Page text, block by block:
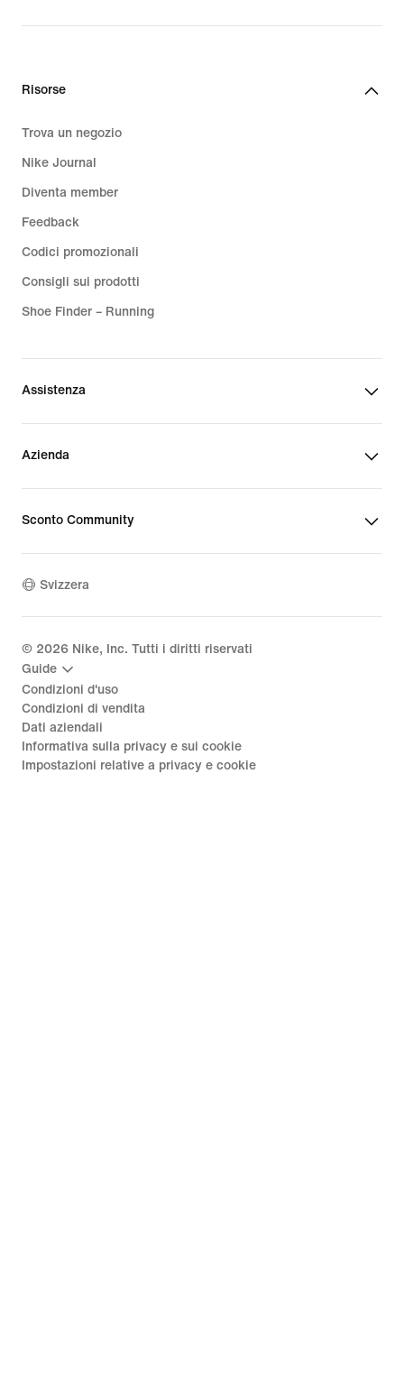
CHF
Risorse
Trova un negozio
Nike Journal
Diventa member
Feedback
Codici promozionali
Consigli sui prodotti
Shoe Finder – Running
Assistenza
Azienda
Sconto Community
Svizzera
© 2026 Nike, Inc. Tutti i diritti riservati
Guide
Condizioni d'uso
Condizioni di vendita
Dati aziendali
Informativa sulla privacy e sui cookie
Impostazioni relative a privacy e cookie